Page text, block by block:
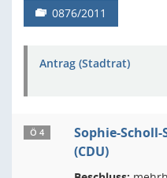
0876/2011
Antrag (Stadtrat)
Ö 4
Sophie-
(CDU)